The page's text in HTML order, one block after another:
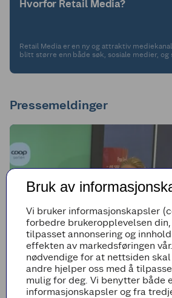
Hvorfor Retail Media?
Retail Media er en ny og attraktiv
blitt større enn både søk, sosiale medier, og
Pressemeldinger
Bruk av
Vi bruker informasjonskapsler
forbedre brukeropplevelsen
tilpasset annonsering og
effekten av markedsføringen
nødvendige for at nettsiden
andre hjelper oss med å
mulig for deg. Vi benytter både
informasjonskapsler og fra